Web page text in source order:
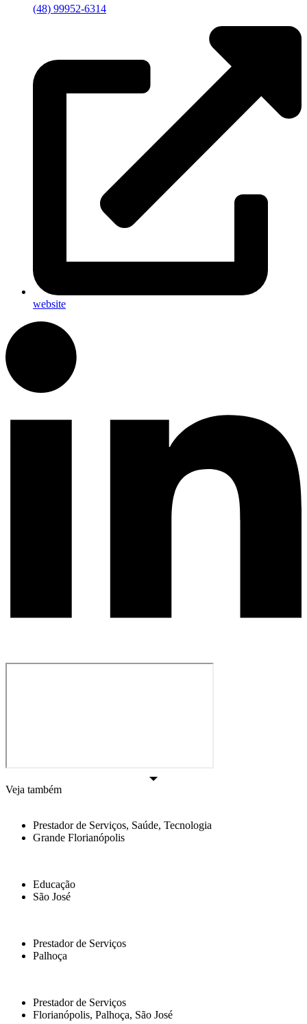
(48) 99952-6314
website
Veja também
Prestador de Serviços, Saúde, Tecnologia
Grande Florianópolis
Educação
São José
Prestador de Serviços
Palhoça
Prestador de Serviços
Florianópolis, Palhoça, São José